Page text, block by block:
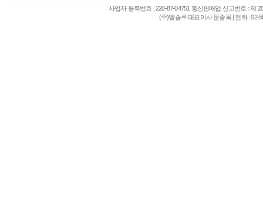
사업자 등록번호 : 220-87-04751 통신판매업 신고번호 : 제
(주)엘솔루 대표이사 문종욱 | 전화 : 02-